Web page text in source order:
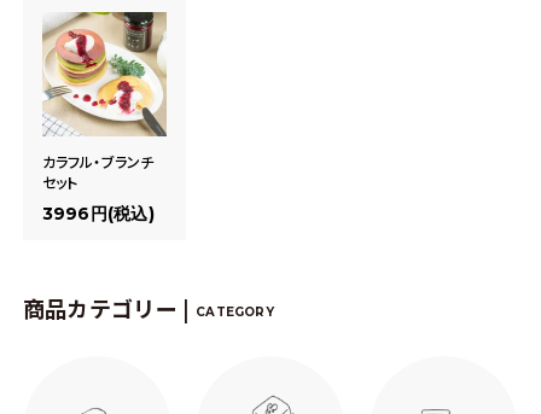
カラフル・ブランチ
セット
3996円(税込)
商品カテゴリー | CATEGORY